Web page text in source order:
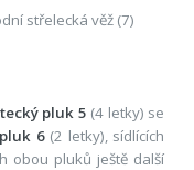
střelecká věž (7)
pluk 5 (4 letky) se
6(2 letky), sídlících
obou pluků ještě další